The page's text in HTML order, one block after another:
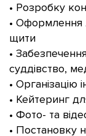
• Розробку
• Оформлення
щити
•
суддівство,
• Організацію
• Кейтеринг
• Фото- та
• Постановку